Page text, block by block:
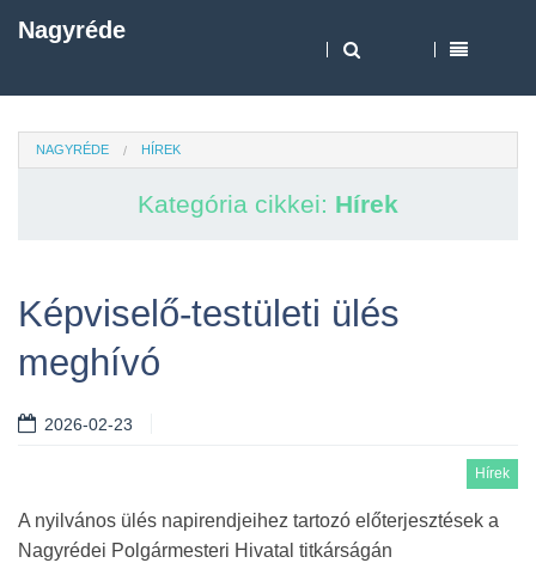
Nagyréde
NAGYRÉDE HÍREK
Kategória cikkei: Hírek
Képviselő-testületi ülés
meghívó
2026-02-23
Hírek
A nyilvános ülés napirendjeihez tartozó előterjesztések a
Nagyrédei Polgármesteri Hivatal titkárságán